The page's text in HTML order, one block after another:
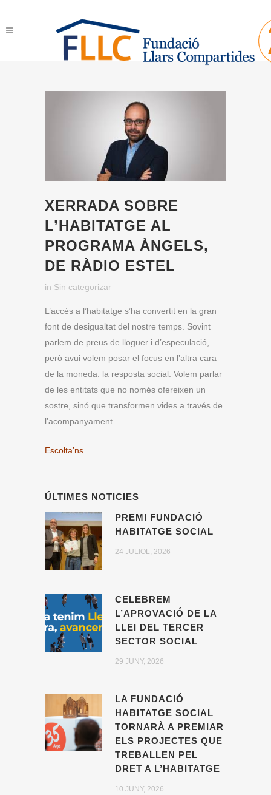
XERRADA SOBRE
L’HABITATGE AL
PROGRAMA ÀNGELS,
DE RÀDIO ESTEL
in Sin categorizar
L’accés a l’habitatge s’ha convertit en la gran
font de desigualtat del nostre temps. Sovint
parlem de preus de lloguer i d’especulació,
però avui volem posar el focus en l’altra cara
de la moneda: la resposta social. Volem parlar
de les entitats que no només ofereixen un
sostre, sinó que transformen vides a través de
l’acompanyament.
Escolta’ns
ÚLTIMES NOTICIES
PREMI FUNDACIÓ
HABITATGE SOCIAL
24 JULIOL, 2026
CELEBREM
L’APROVACIÓ DE LA
LLEI DEL TERCER
SECTOR SOCIAL
29 JUNY, 2026
LA FUNDACIÓ
HABITATGE SOCIAL
TORNARÀ A PREMIAR
ELS PROJECTES QUE
TREBALLEN PEL
DRET A L’HABITATGE
10 JUNY, 2026